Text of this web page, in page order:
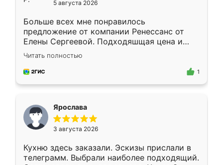
5 августа 2026
Больше всех мне понравилось
предложение от компании Ренессанс от
Елены Сергеевой. Подходяшщая цена и
короткие сроки изготовления. Приехавший
для замера сотрудник Владислав
предложил по моему эскизу самый
Читать полностью
1
Ярослава
3 августа 2026
Кухню здесь заказали. Эскизы прислали в
телеграмм. Выбрали наиболее подходящий.